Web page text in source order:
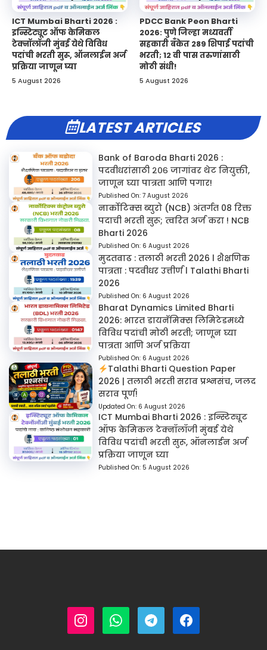
ICT Mumbai Bharti 2026 :
इन्स्टिट्यूट ऑफ केमिकल
टेक्नॉलॉजी मुंबई येथे विविध
पदांची भरती सुरू, ऑनलाईन अर्ज
प्रक्रिया जाणून घ्या
5 August 2026
PDCC Bank Peon Bharti
2026: पुणे जिल्हा मध्यवर्ती
सहकारी बँकेत 289 शिपाई पदांची
भरती; 12 वी पास तरुणांसाठी
मोठी संधी!
5 August 2026
LATEST ARTICLES
Bank of Baroda Bharti 2026 :
पदवीधरांसाठी २०६ जागांवर थेट नियुक्ती,
जाणून घ्या पात्रता आणि पगार!
Published On: 7 August 2026
नार्कोटिक्स ब्युरो (NCB) अंतर्गत 08 रिक्त
पदाची भरती सुरू; त्वरित अर्ज करा ! NCB
Bharti 2026
Published On: 6 August 2026
मुदतवाढ : तलाठी भरती 2026 l शैक्षणिक
पात्रता : पदवीधर उत्तीर्ण l Talathi Bharti
2026
Published On: 6 August 2026
Bharat Dynamics Limited Bharti
2026: भारत डायनॅमिक्स लिमिटेडमध्ये
विविध पदांची मोठी भरती; जाणून घ्या
पात्रता आणि अर्ज प्रक्रिया
Published On: 6 August 2026
Talathi Bharti Question Paper
2026 | तलाठी भरती सराव प्रश्नसंच, जलद
सराव पूर्ण!
Updated On: 6 August 2026
ICT Mumbai Bharti 2026 : इन्स्टिट्यूट
ऑफ केमिकल टेक्नॉलॉजी मुंबई येथे
विविध पदांची भरती सुरू, ऑनलाईन अर्ज
प्रक्रिया जाणून घ्या
Published On: 5 August 2026